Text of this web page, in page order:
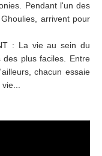
Pendant l'un des
arrivent pour
: La vie au sein du
des plus faciles. Entre
chacun essaie